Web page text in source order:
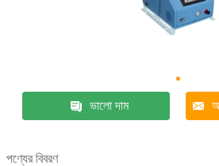
ভালো দাম
পণ্যের বিবরণ